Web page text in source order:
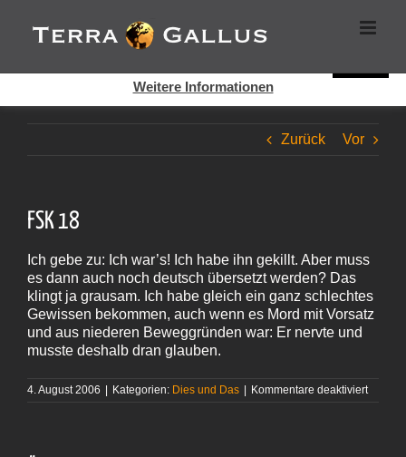
Inhalt
springen
Zurück Vor
FSK 18
Ich gebe zu: Ich war’s! Ich habe ihn gekillt. Aber muss
es dann auch noch deutsch übersetzt werden? Das
klingt ja grausam. Ich habe gleich ein ganz schlechtes
Gewissen bekommen, auch wenn es Mord mit Vorsatz
und aus niederen Beweggründen war: Er nervte und
musste deshalb dran glauben.
4. August 2006 | Kategorien: Dies und Das | Kommentare deaktiviertfür
Cookies helfen auf auf dieser Seite bei der Bereitstellung der
Dienste. Durch die Nutzung dieser Webseite erklären Sie sich
Weitere Informationen